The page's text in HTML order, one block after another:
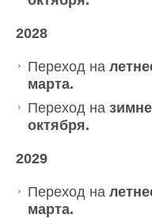
2028
Переход на
марта.
Переход на
октября.
2029
Переход на
марта.